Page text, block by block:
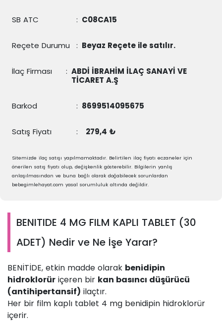
SB ATC : C08CA15
Reçete Durumu : Beyaz Reçete ile satılır.
İlaç Firması : ABDİ İBRAHİM İLAÇ SANAYİ VE
TİCARET A.Ş
Barkod : 8699514095675
Satış Fiyatı : 279,4 ₺
Sitemizde ilaç satışı yapılmamaktadır. Belirtilen ilaç fiyatı eczaneler için
önerilen satış fiyatı olup, değişkenlik gösterebilir. Bilgilerin yanlış
anlaşılmasından ve buna bağlı olarak doğabilecek sorunlardan
bebegimlehayat.com yasal sorumluluk altında değildir.
BENITIDE 4 MG FILM KAPLI TABLET (30
ADET) Nedir ve Ne İşe Yarar?
BENİTİDE, etkin madde olarak benidipin
hidroklorür içeren bir kan basıncı düşürücü
(antihipertansif) ilaçtır.
Her bir film kaplı tablet 4 mg benidipin hidroklorür
içerir.